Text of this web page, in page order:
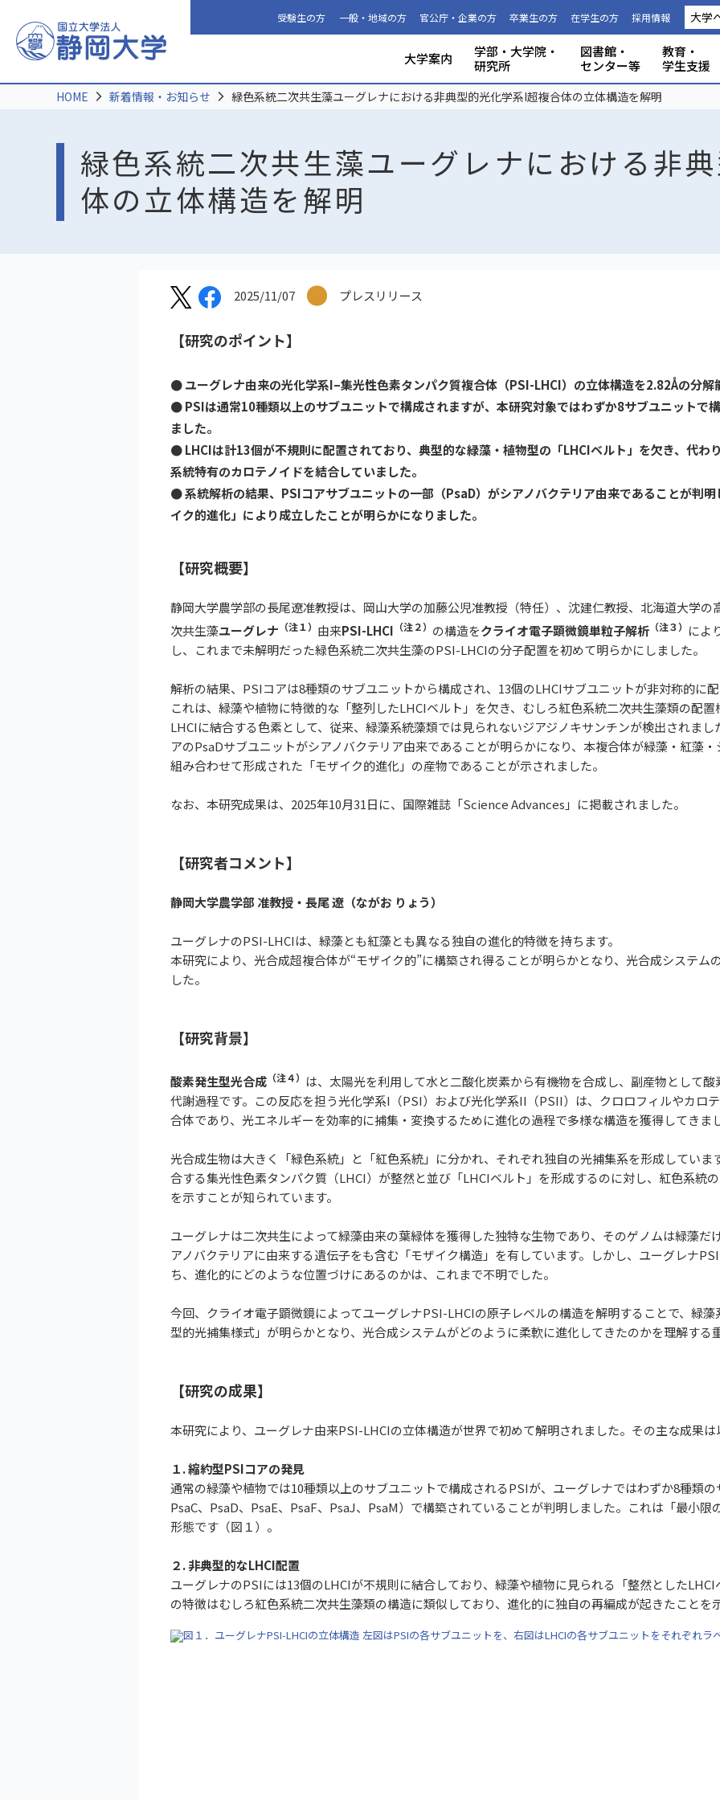
受験生の方 一般・地域の方 官公庁・企業の方 卒業生の方 在学生の方 採用情報 大学
大学案内
大学の概要 理念と目
共同利用 施設利用
事務組織・窓口 大学広報
学部・大学院・
研究所
人文社会科学部 教育学部
理学部 工学部
グローバル共創科学部 地域創造
電子工学研究所 グリーン
図書館・
センター等
附属図書館 機構・セ
教育・
学生支援
教育ポリシー 教育情報
学生生活 授業料・
特別教育プログラム 学内共通
研究成果（プレスリリース） 研究者情
研究者インタビュー 私たちの
プロジェクト研究所 取組・デ
機器の共同利用
社会連携 産学連携
本学教職員への兼業依頼
国際連携推進機構につい
て
ABPにつ
静岡大学から海外への留
学
学部入試 受験用
3年次編入
科目等履
生
緑色系統二次共生藻ユーグレナにおける非
体の立体構造を解明
HOME 新着情報・お知らせ 緑色系統二次共生藻ユーグレナにおける非典型的光化学系I超複合体の立体構造を解明
2025/11/07 プレスリリース
【研究のポイント】
● ユーグレナ由来の光化学系I–集光性色素タンパク質複合体（PSI-LHCI）の立体構造を2.82Åの分解
● PSIは通常10種類以上のサブユニットで構成されますが、本研究対象ではわずか8サブユニットで
ました。
● LHCIは計13個が不規則に配置されており、典型的な緑藻・植物型の「LHCIベルト」を欠き、代わ
系統特有のカロテノイドを結合していました。
● 系統解析の結果、PSIコアサブユニットの一部（PsaD）がシアノバクテリア由来であることが判
イク的進化」により成立したことが明らかになりました。
【研究概要】
静岡大学農学部の長尾遼准教授は、岡山大学の加藤公児准教授（特任）、沈建仁教授、北海道大学
次共生藻ユーグレナ （注１） 由来PSI-LHCI （注２） の構造をクライオ電子顕微鏡単粒子解析 （注３） によ
し、これまで未解明だった緑色系統二次共生藻のPSI-LHCIの分子配置を初めて明らかにしました。
解析の結果、PSIコアは8種類のサブユニットから構成され、13個のLHCIサブユニットが非対称的に
これは、緑藻や植物に特徴的な「整列したLHCIベルト」を欠き、むしろ紅色系統二次共生藻類の配
LHCIに結合する色素として、従来、緑藻系統藻類では見られないジアジノキサンチンが検出されま
アのPsaDサブユニットがシアノバクテリア由来であることが明らかになり、本複合体が緑藻・紅藻
組み合わせて形成された「モザイク的進化」の産物であることが示されました。
なお、本研究成果は、2025年10月31日に、国際雑誌「Science Advances」に掲載されました。
【研究者コメント】
静岡大学農学部 准教授・長尾 遼（ながお りょう）
ユーグレナのPSI-LHCIは、緑藻とも紅藻とも異なる独自の進化的特徴を持ちます。
本研究により、光合成超複合体が“モザイク的”に構築され得ることが明らかとなり、光合成システム
した。
【研究背景】
酸素発生型光合成 （注４） は、太陽光を利用して水と二酸化炭素から有機物を合成し、副産物として
代謝過程です。この反応を担う光化学系I（PSI）および光化学系II（PSII）は、クロロフィルやカロ
合体であり、光エネルギーを効率的に捕集・変換するために進化の過程で多様な構造を獲得してきま
光合成生物は大きく「緑色系統」と「紅色系統」に分かれ、それぞれ独自の光捕集系を形成していま
合する集光性色素タンパク質（LHCI）が整然と並び「LHCIベルト」を形成するのに対し、紅色系統
を示すことが知られています。
ユーグレナは二次共生によって緑藻由来の葉緑体を獲得した独特な生物であり、そのゲノムは緑藻だ
アノバクテリアに由来する遺伝子をも含む「モザイク構造」を有しています。しかし、ユーグレナ
ち、進化的にどのような位置づけにあるのかは、これまで不明でした。
今回、クライオ電子顕微鏡によってユーグレナPSI-LHCIの原子レベルの構造を解明することで、緑
型的光捕集様式」が明らかとなり、光合成システムがどのように柔軟に進化してきたのかを理解する
【研究の成果】
本研究により、ユーグレナ由来PSI-LHCIの立体構造が世界で初めて解明されました。その主な成果
１. 縮約型PSIコアの発見
通常の緑藻や植物では10種類以上のサブユニットで構成されるPSIが、ユーグレナではわずか8種類
PsaC、PsaD、PsaE、PsaF、PsaJ、PsaM）で構築されていることが判明しました。これは「最小
形態です（図１）。
２. 非典型的なLHCI配置
ユーグレナのPSIには13個のLHCIが不規則に結合しており、緑藻や植物に見られる「整然とした
の特徴はむしろ紅色系統二次共生藻類の構造に類似しており、進化的に独自の再編成が起きたことを